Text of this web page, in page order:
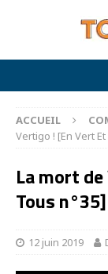
ACCUEIL
Vertigo ! [En Vert
La mort
Tous n°35]
12 juin 2019